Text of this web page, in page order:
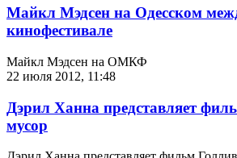
Майкл Мэдсен на Одесском
кинофестивале
Майкл Мэдсен на ОМКФ
22 июля 2012, 11:48
Дэрил Ханна представляет
мусор